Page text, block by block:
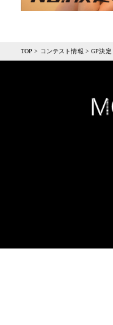
TOP > コンテスト情報 >GP決定